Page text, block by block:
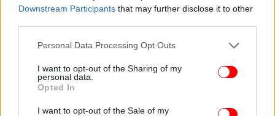
Downstream Participants that may further disclose it to other
Please note that this website/app uses one or more Google
not limited to your visit or usage behaviour. You may click to
grant or deny consent to Google and its third-party tags to
use your data for below specified purposes in below Google
consent section.
Personal Data Processing Opt Outs
I want to opt-out of the Sharing of my
personal data.
Opted In
I want to opt-out of the Sale of my
Η μέθοδος βασίζεται στις ήπιες λειαντικές
ιδιότητες του αλουμινίου, οι οποίες επιτρέπουν την
απομάκρυνση των επιφανειακών επικαθίσεων
χωρίς τη χρήση πιο ισχυρών χημικών